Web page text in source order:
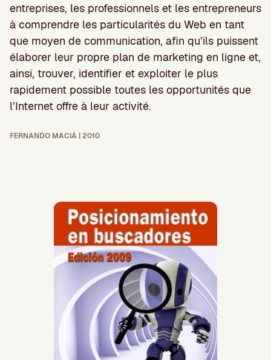
entreprises, les professionnels et les entrepreneurs
à comprendre les particularités du Web en tant
que moyen de communication, afin qu’ils puissent
élaborer leur propre plan de marketing en ligne et,
ainsi, trouver, identifier et exploiter le plus
rapidement possible toutes les opportunités que
l’Internet offre à leur activité.
FERNANDO MACIÁ | 2010